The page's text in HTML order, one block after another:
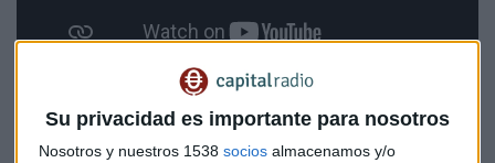
Su privacidad es importante para nosotros
Nosotros y nuestros 1538 socios almacenamos y/o
La inteligencia artificial, principal culpable
delsobrecoste